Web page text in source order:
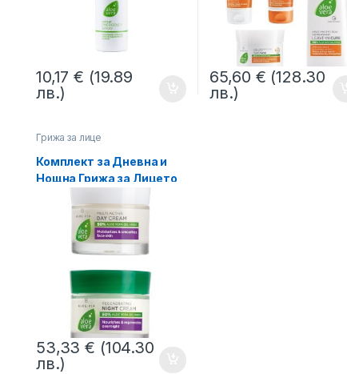
10,17€ (19.89
лв.)
65,60 € (128.30
лв.)
Грижа за лице
Комплект за Дневна и
Нощна Грижа за Лицето,
53,33€ (104.30
лв.)